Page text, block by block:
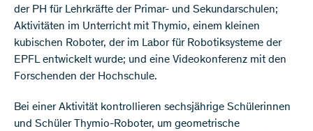
der PH für Lehrkräfte der Primar- und Sekundarschulen;
Aktivitäten im Unterricht mit Thymio, einem kleinen
kubischen Roboter, der im Labor für Robotiksysteme der
EPFL entwickelt wurde; und eine Videokonferenz mit den
Forschenden der Hochschule.
Bei einer Aktivität kontrollieren sechsjährige Schülerinnen
und Schüler Thymio-Roboter, um geometrische